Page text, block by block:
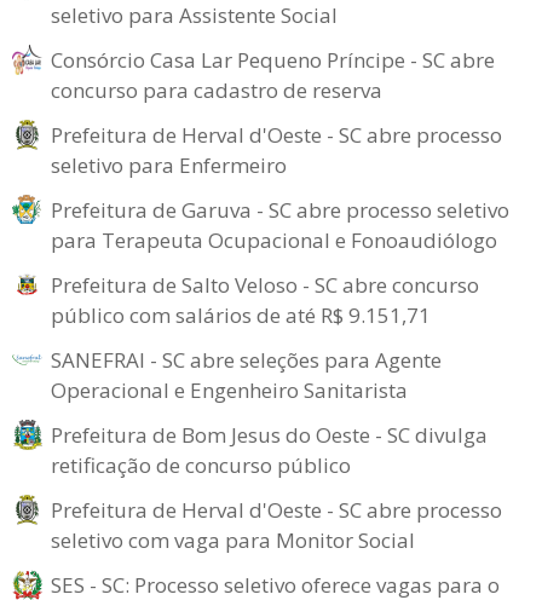
seletivo para Assistente Social
Consórcio Casa Lar Pequeno Príncipe - SC abre
concurso para cadastro de reserva
Prefeitura de Herval d'Oeste - SC abre processo
seletivo para Enfermeiro
Prefeitura de Garuva - SC abre processo seletivo
para Terapeuta Ocupacional e Fonoaudiólogo
Prefeitura de Salto Veloso - SC abre concurso
público com salários de até R$ 9.151,71
SANEFRAI - SC abre seleções para Agente
Operacional e Engenheiro Sanitarista
Prefeitura de Bom Jesus do Oeste - SC divulga
retificação de concurso público
Prefeitura de Herval d'Oeste - SC abre processo
seletivo com vaga para Monitor Social
SES - SC: Processo seletivo oferece vagas para o